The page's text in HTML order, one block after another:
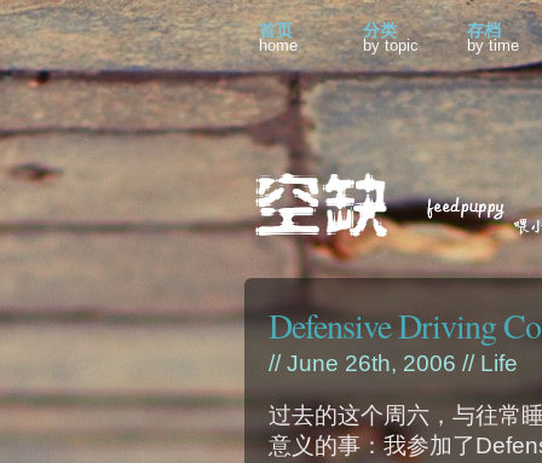
首页
home
分类
by topic
存档
by time
Defensive Driving
// June 26th, 2006 // Life
过去的这个周六，与往常
意义的事：我参加了